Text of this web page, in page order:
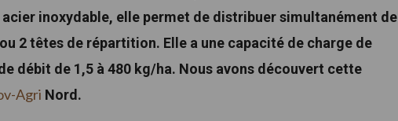
inoxydable, elle permet de distribuer simultanément de
2 têtes de répartition. Elle a une capacité de charge de
débit de 1,5 à 480 kg/ha. Nous avons découvert cette
Agri Nord.